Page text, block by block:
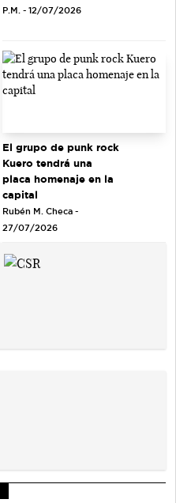
P.M. - 12/07/2026
El grupo de punk rock
Kuero tendrá una
placa homenaje en la
capital
Rubén M. Checa -
27/07/2026